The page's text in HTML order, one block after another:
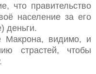
что правительство
население за его
деньги.
Макрона, видимо, и
страстей, чтобы